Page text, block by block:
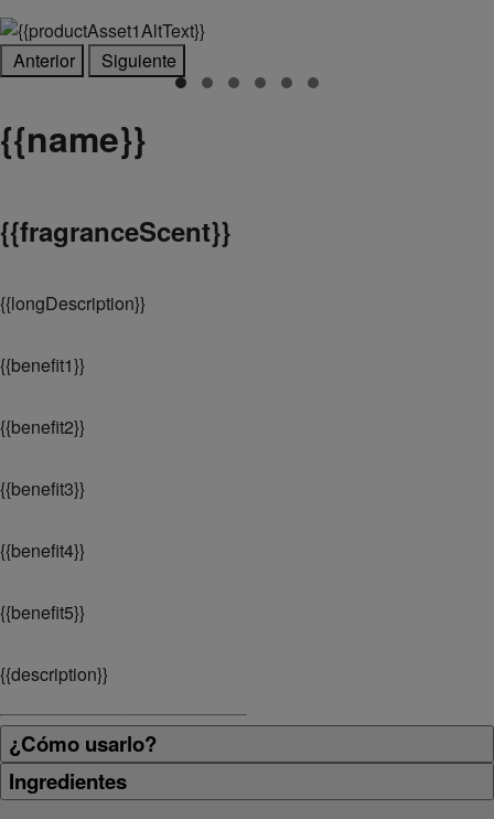
Anterior Siguiente
{{name}}
{{fragranceScent}}
{{longDescription}}
{{benefit1}}
{{benefit2}}
{{benefit3}}
{{benefit4}}
{{benefit5}}
{{description}}
¿Cómo usarlo?
Ingredientes